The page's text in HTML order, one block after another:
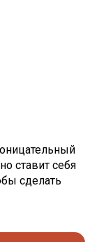
ставит себя
сделать